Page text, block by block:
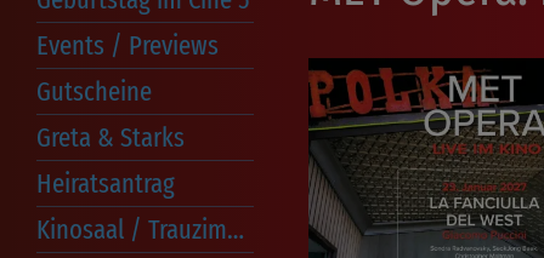
Kindergeburtstag
Events / Previews
Familientage
MET 2026/2027
Erster Kinobesuch
Best of Cinema
Best of
Augenschmaus
Cine 5 Gold Kino Cafe
Gutscheine
Greta & Starks
Heiratsantrag
Kinosaal / Trauzimmer